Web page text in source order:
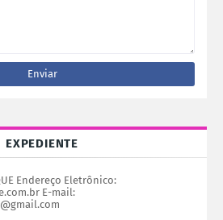
EXPEDIENTE
Endereço Eletrônico:
E-mail: